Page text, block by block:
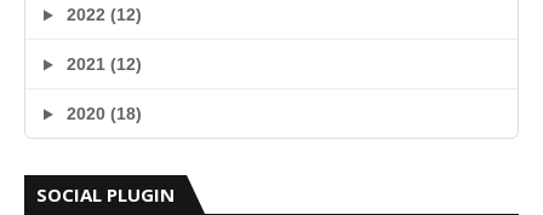
2022 (12)
2021 (12)
2020 (18)
SOCIAL PLUGIN